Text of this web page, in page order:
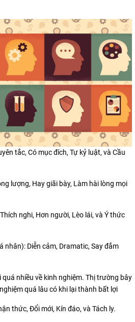
tắc, Có mục đích, Tự kỷ luật, và Cầu
lượng, Hay giãi bày, Làm hài lòng mọi
nghi, Hơn người, Lèo lái, và Ý thức
nhân): Diễn cảm, Dramatic, Say đắm
nhiều về kinh nghiệm. Thị trường bây
quá lâu có khi lại thành bất lợi
thức, Đổi mới, Kín đáo, và Tách ly.